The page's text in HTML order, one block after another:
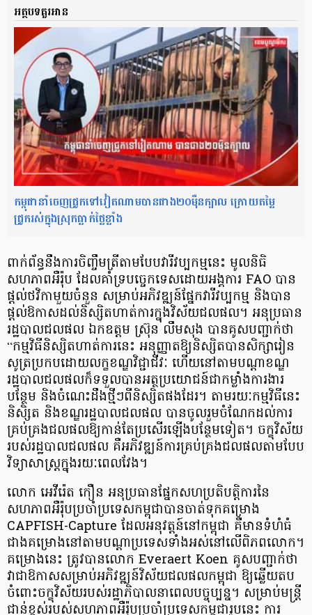
អត្ថបទគួរអាន​
កម្ពុជានាំចេញជ្រូកទៅវៀតណាមបានជាង២០ម៉ឺនក្បាល ក្រោយតម្លៃ
ជ្រូករស់ក្នុងស្រុកធ្លាក់ថ្លៃខ្លាំង
ពាក់ព័ន្ធនឹងការចិញ្ចឹមត្រីតាមបែបវារីវប្បកម្មនេះ មូលនិធិ
សហភាពអឺរ៉ុប ដែលគាំទ្របច្ចេកទេសដោយអង្គការ FAO បាន
ផ្ដល់ថវិកាមួយចំនួន សម្រាប់អភិវឌ្ឍន៍ផ្នែកវារីវប្បកម្ម និងបាន
ផ្ដល់ឱកាសដល់និស្សិតហាត់ការក្នុងវិស័យជលផល។ អនុប្រធាន
រដ្ឋបាលជលផល ឯកឧត្តម ស្រ៊ុន លឹមសុង បានគូសបញ្ជាក់ថា
“កម្មវិធីនិស្សិតហាត់ការនេះ អនុញ្ញាតឱ្យនិស្សិតបានសិក្សារៀន
សូត្រប្រកបដោយលក្ខខណ្ឌវិជ្ជាជីវៈ ហើយនៅតាមបណ្តាខណ្ឌ
រដ្ឋបាលជលផលក៏ទទួលបានអត្ថប្រយោជន៍ជាកម្លាំងការងារ
បន្ថែម និងចំណេះដឹងថ្មីៗពីនិស្សិតផងដែរ។ តាមរយៈកម្មវិធីនេះ
និសិ្សត និងខណ្ឌរដ្ឋបាលជលផល បានចូលរួមចំណែកដល់ការ
គ្រប់គ្រងជលផលឱ្យកាន់តែប្រសើរឡើងបន្ថែមទៀត។ ចក្ខុវិស័យ
របស់រដ្ឋបាលជលផល គឺអភិវឌ្ឍន៍ការគ្រប់គ្រងជលផលតាមបែប
វិទ្យាសាស្ត្រក្នុងរយៈពេលវែង។
លោក អេវីរ៉េត កឿន អនុប្រធានផ្នែកសហប្រតិបត្តិការនៃ
សហភាពអឺរ៉ុបប្រចាំប្រទេសកម្ពុជាបានចាត់ទុកគម្រោង
CAPFISH-Capture ដែលអនុវត្តន៍នៅកម្ពុជា គឺមានទំហំធំ
ជាងគម្រោងនៅតាមបណ្ដាប្រទេសទាំងអស់នៅលើពិភពលោក។
គម្រោងនេះ ត្រូវបានលោក Everaert Koen គូសបញ្ជាក់ថា
វាជាឱកាសសម្រាប់អភិវឌ្ឍន៍វិស័យជលផលកម្ពុជា ឱ្យឆ្លើយតប
ចំពោះចក្ខុវិស័យរបស់រដ្ឋាភិបាលនាពេលបច្ចុប្បន្ន។ សម្រាប់មន្រ្តី
ជាន់ខ្ពស់របស់សហភាពអឺរ៉ុបប្រចាំប្រទេសកម្ពុជារូបនេះ ការ